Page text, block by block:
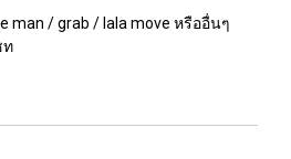
man / grab / lala move หรืออื่นๆ
ท